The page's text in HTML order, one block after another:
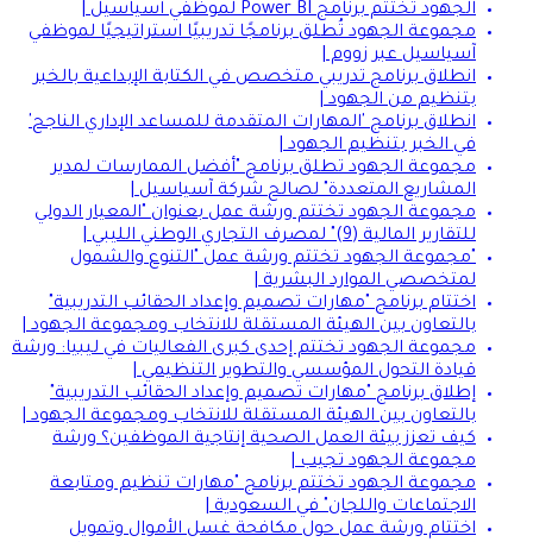
الجهود تختتم برنامج Power BI لموظفي آسياسيل |
مجموعة الجهود تُطلق برنامجًا تدريبيًا استراتيجيًا لموظفي
آسياسيل عبر زووم |
انطلاق برنامج تدريبي متخصص في الكتابة الإبداعية بالخبر
بتنظيم من الجهود |
انطلاق برنامج 'المهارات المتقدمة للمساعد الإداري الناجح'
في الخبر بتنظيم الجهود |
مجموعة الجهود تطلق برنامج "أفضل الممارسات لمدير
المشاريع المتعددة" لصالح شركة آسياسيل |
مجموعة الجهود تختتم ورشة عمل بعنوان "المعيار الدولي
للتقارير المالية (9)" لمصرف التجاري الوطني الليبي |
"مجموعة الجهود تختتم ورشة عمل "التنوع والشمول
لمتخصصي الموارد البشرية |
اختتام برنامج "مهارات تصميم وإعداد الحقائب التدريبية"
بالتعاون بين الهيئة المستقلة للانتخاب ومجموعة الجهود |
مجموعة الجهود تختتم إحدى كبرى الفعاليات في ليبيا: ورشة
قيادة التحول المؤسسي والتطوير التنظيمي |
إطلاق برنامج "مهارات تصميم وإعداد الحقائب التدريبية"
بالتعاون بين الهيئة المستقلة للانتخاب ومجموعة الجهود |
كيف تعزز بيئة العمل الصحية إنتاجية الموظفين؟ ورشة
مجموعة الجهود تجيب |
مجموعة الجهود تختتم برنامج "مهارات تنظيم ومتابعة
الاجتماعات واللجان" في السعودية |
اختتام ورشة عمل حول مكافحة غسل الأموال وتمويل